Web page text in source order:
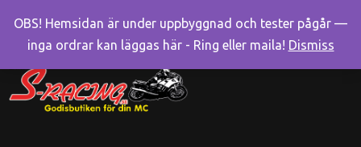
OBS! Hemsidan är under uppbyggnad och tester pågår —
inga ordrar kan läggas här - Ring eller maila! Dismiss